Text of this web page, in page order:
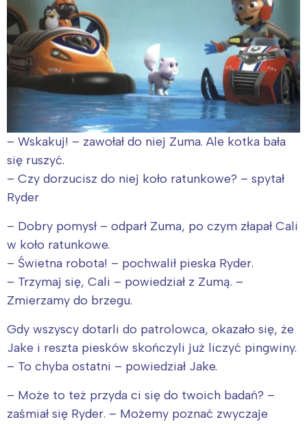
– Wskakuj! – zawołał do niej Zuma. Ale kotka bała
się ruszyć.
– Czy dorzucisz do niej koło ratunkowe? – spytał
Ryder
– Dobry pomysł – odparł Zuma, po czym złapał Cali
w koło ratunkowe.
– Świetna robota! – pochwalił pieska Ryder.
– Trzymaj się, Cali – powiedział z Zumą. –
Zmierzamy do brzegu.
Gdy wszyscy dotarli do patrolowca, okazało się, że
Jake i reszta piesków skończyli już liczyć pingwiny.
– To chyba ostatni – powiedział Jake.
– Może to też przyda ci się do twoich badań? –
zaśmiał się Ryder. – Możemy poznać zwyczaje
Interesują mnie wydarzenia z
Warszawa
Łódź
Trójmiasto
Poznań
Wrocław
Kraków
Południe
Wszystkie
Wybieram